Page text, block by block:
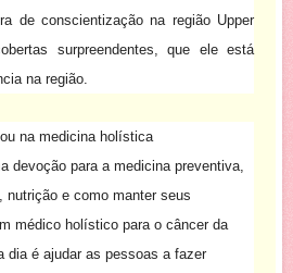
de conscientização na região Upper
surpreendentes, que ele está
na região.
na medicina holística
devoção para a medicina preventiva,
e como manter seus
médico holístico para o câncer da
dia é ajudar as pessoas a fazer